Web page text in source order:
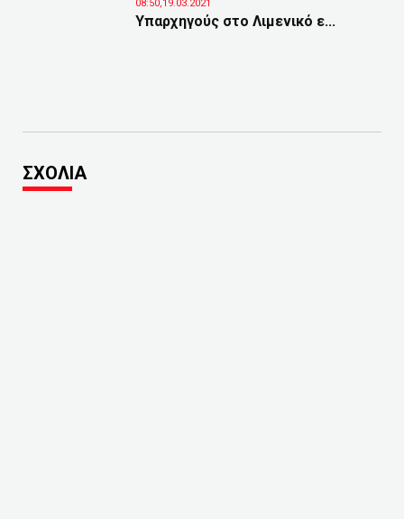
08:50,19.03.2021
Υπαρχηγούς στο Λιμενικό ε...
ΣΧΟΛΙΑ